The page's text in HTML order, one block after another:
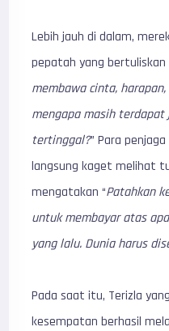
Lebih jauh di dalam,
pepatah yang bertuliskan
membawa cinta,
mengapa masih
tertinggal?” Para
langsung kaget melihat
mengatakan “Patahkan
untuk membayar atas
yang lalu. Dunia harus
Pada saat itu, Terizla
kesempatan berhasil